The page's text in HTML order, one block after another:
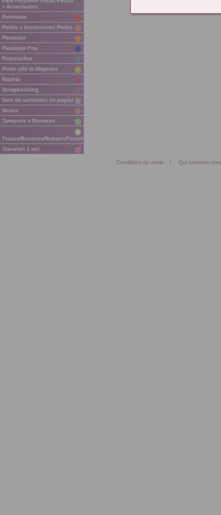
+ Accessoires
Peintures
Perles + Accessoires Perles
Pinceaux
Plastique Fou
Polystyrène
Porte clés et Magnets
Raphia
Scrapbooking
Sets de serviettes en papier
Strass
Tampons + Encreurs
Tissus/Boutons/Rubans/Feutrine/Mousse
Transfert à sec
Conditions de vente Qui sommes-